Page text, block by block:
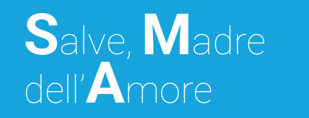
Salve, Madre
dell’Amore